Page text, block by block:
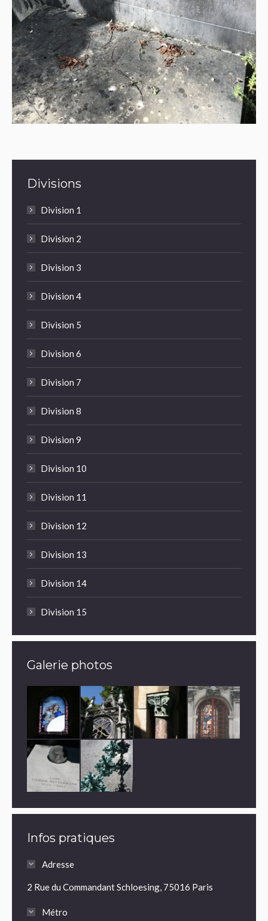
Divisions
Division 1
Division 2
Division 3
Division 4
Division 5
Division 6
Division 7
Division 8
Division 9
Division 10
Division 11
Division 12
Division 13
Division 14
Division 15
Galerie photos
Infos pratiques
Adresse
2 Rue du Commandant Schloesing, 75016 Paris
Métro